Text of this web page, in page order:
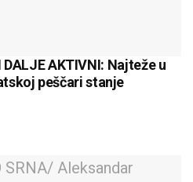
DALJE AKTIVNI: Najteže u
peščari stanje